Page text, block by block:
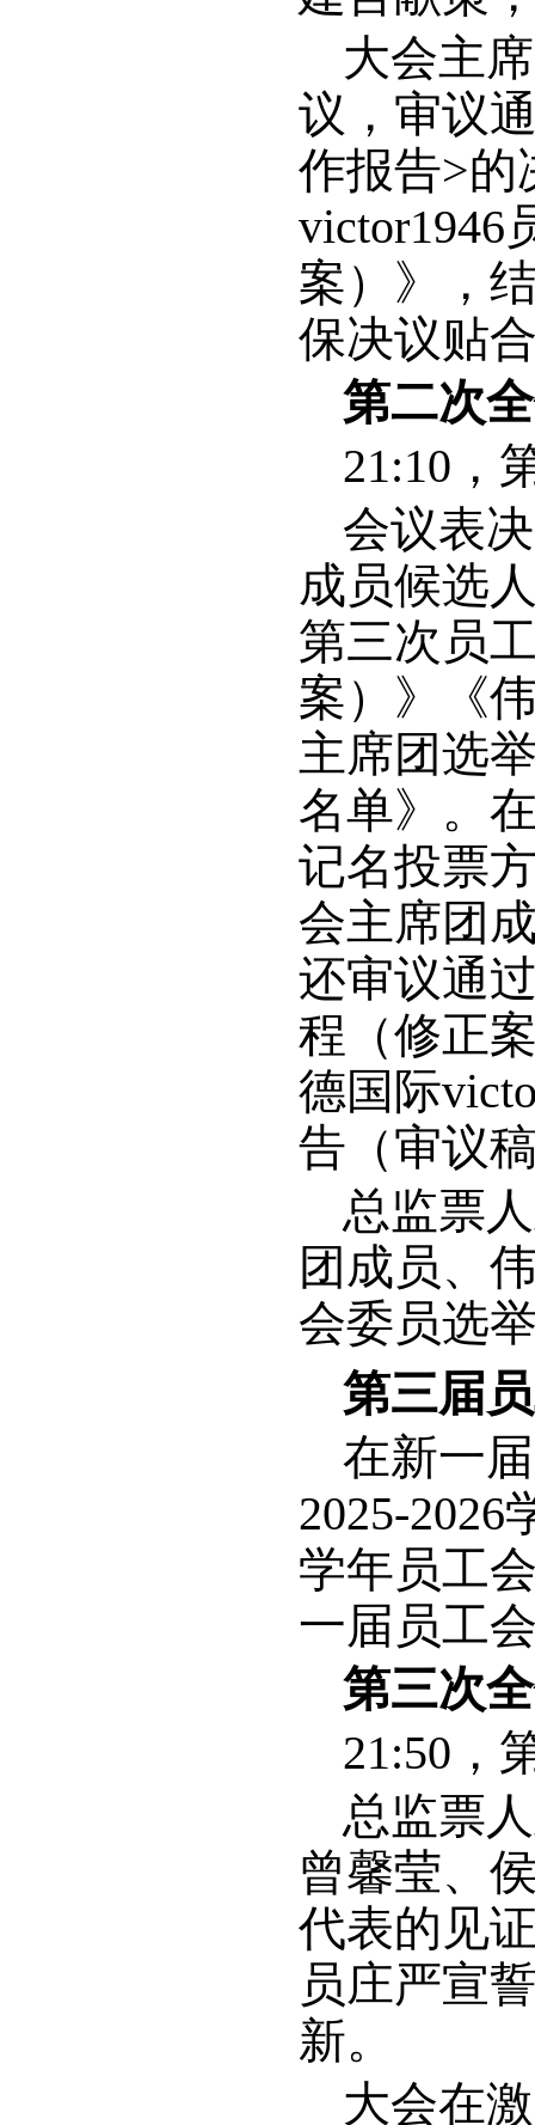
大会主
议，审议
作报告>的
victor1946
案）》，
保决议贴
第二次
21:10，
会议表
成员候选
第三次员
案）》《
主席团选
名单》。
记名投票
会主席团
还审议通
程（修正
德国际
告（审议
总监票
团成员、
会委员选
第三届
在新一
2025-2026
学年员工
一届员工
第三次
21:50，
总监票
曾馨莹、
代表的见
员庄严宣
新。
大会在